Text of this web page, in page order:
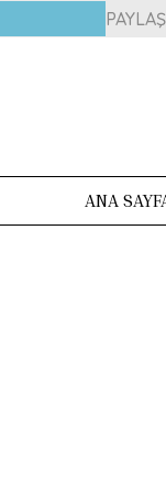
PAYLAŞ
ANA